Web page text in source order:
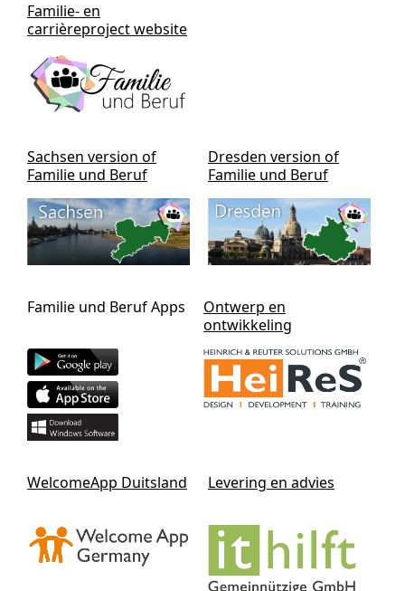
Familie- en
carrièreproject website
Sachsen version of
Familie und Beruf
Dresden version of
Familie und Beruf
Familie und Beruf Apps
Ontwerp en
ontwikkeling
WelcomeApp Duitsland Levering en advies